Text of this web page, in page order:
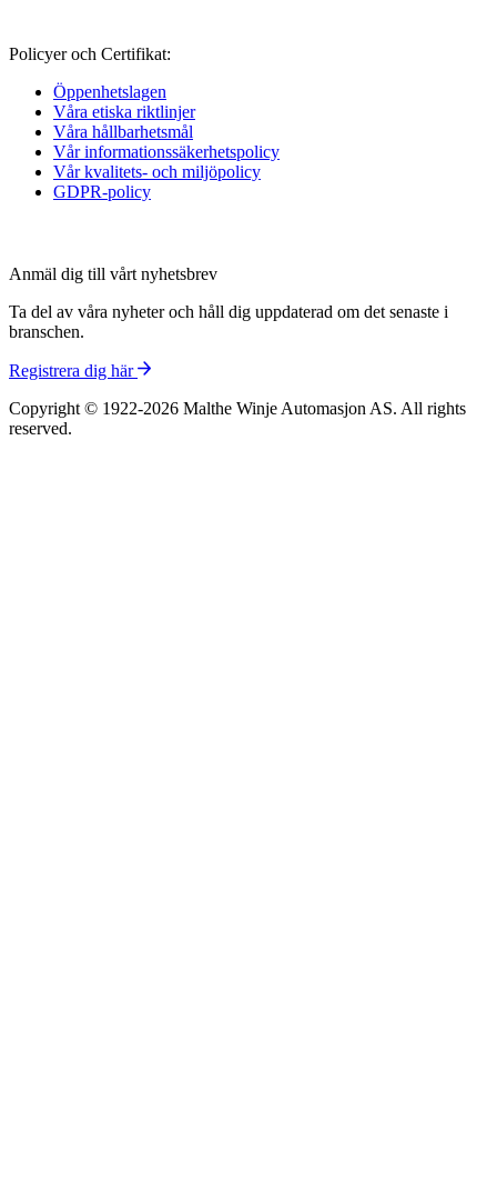
Policyer och Certifikat:
Öppenhetslagen
Våra etiska riktlinjer
Våra hållbarhetsmål
Vår informations­säkerhetspolicy
Vår kvalitets- och miljöpolicy
GDPR-policy
Anmäl dig till vårt nyhetsbrev
Ta del av våra nyheter och håll dig uppdaterad om det senaste i
branschen.
Registrera dig här
Copyright © 1922-2026 Malthe Winje Automasjon AS. All rights
reserved.